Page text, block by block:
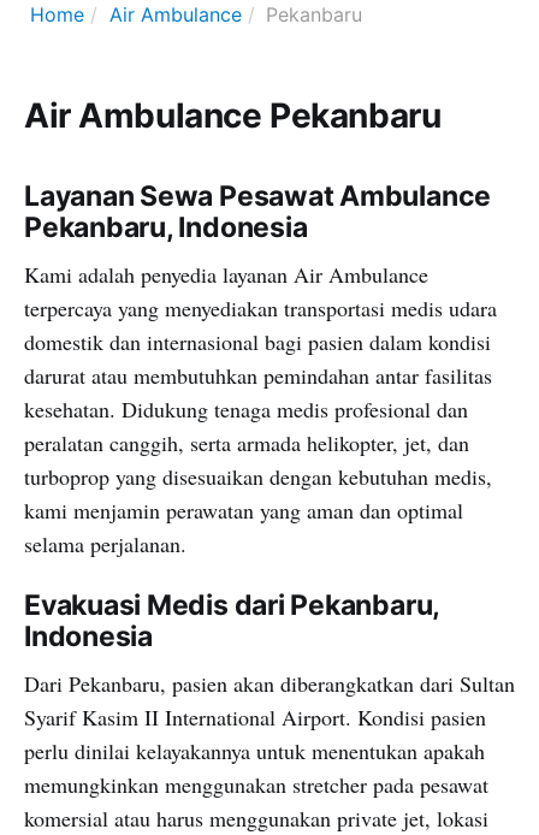
Home Air Ambulance Pekanbaru
Air Ambulance Pekanbaru
Layanan Sewa Pesawat Ambulance
Pekanbaru, Indonesia
Kami adalah penyedia layanan Air Ambulance
terpercaya yang menyediakan transportasi medis udara
domestik dan internasional bagi pasien dalam kondisi
darurat atau membutuhkan pemindahan antar fasilitas
kesehatan. Didukung tenaga medis profesional dan
peralatan canggih, serta armada helikopter, jet, dan
turboprop yang disesuaikan dengan kebutuhan medis,
kami menjamin perawatan yang aman dan optimal
selama perjalanan.
Evakuasi Medis dari Pekanbaru,
Indonesia
Dari Pekanbaru, pasien akan diberangkatkan dari Sultan
Syarif Kasim II International Airport. Kondisi pasien
perlu dinilai kelayakannya untuk menentukan apakah
memungkinkan menggunakan stretcher pada pesawat
komersial atau harus menggunakan private jet, lokasi